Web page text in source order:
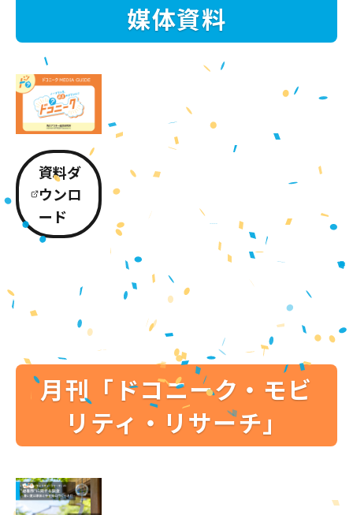
媒体資料
資料ダ
ウンロ
ード
月刊「ドコニーク・モビ
リティ・リサーチ」